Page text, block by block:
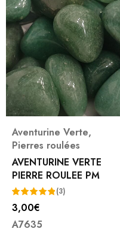
Aventurine Verte,
Pierres roulées
AVENTURINE VERTE
PIERRE ROULEE PM
Note5.00
sur 5
(3)
3,00€
A7635